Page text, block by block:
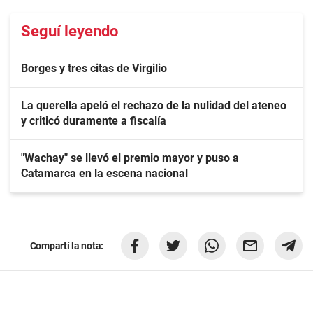
Seguí leyendo
Borges y tres citas de Virgilio
La querella apeló el rechazo de la nulidad del ateneo
y criticó duramente a fiscalía
"Wachay" se llevó el premio mayor y puso a
Catamarca en la escena nacional
Compartí la nota: